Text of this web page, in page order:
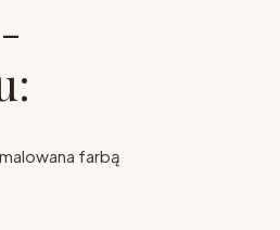
farbą